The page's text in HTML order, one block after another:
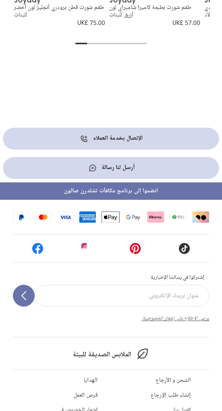
طقم شورت قطن برودري أنجليز لون أخضر
للبنات
UK£ 75.00
طقم شورت بطبعة كاميرا شامبراي لون
أزرق للبنات
UK£ 57.00
للأولاد
الإتصال بخدمة العملاء
أرسل لنا رسالة
إشتركوا في رسالتنا الإخبارية
يرجى الاطلاع على إشعار الخصوصية.
الملابس الصديقة للبيئة
انضموا إلى برنامج مكافآت تشلدرن صالون
الشحن و الأرجاع
إنشاء طلب الإرجاع
الهدايا
فرص العمل